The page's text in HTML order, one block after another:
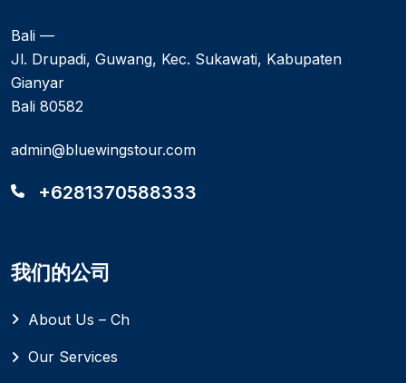
Bali —
Jl. Drupadi, Guwang, Kec. Sukawati, Kabupaten
Gianyar
Bali 80582
admin@bluewingstour.com
+6281370588333
我们的公司
About Us – Ch
Our Services